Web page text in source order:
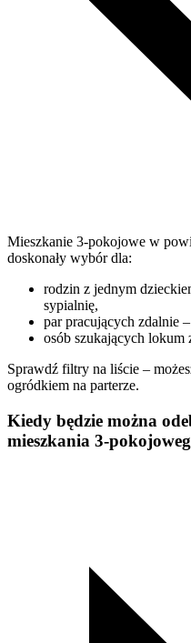
Mieszkanie 3-pokojowe w
doskonały wybór dla:
rodzin z jednym
sypialnię,
par pracujących zdalnie
osób szukających lokum
Sprawdź filtry na liście –
ogródkiem na parterze.
Kiedy będzie można
mieszkania 3-